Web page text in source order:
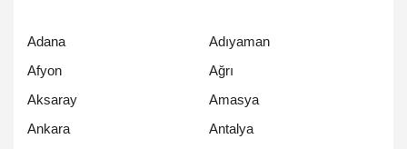
Adana
Adıyaman
Afyon
Ağrı
Aksaray
Amasya
Ankara
Antalya